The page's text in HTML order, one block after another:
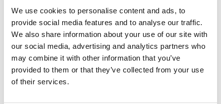
We use cookies to personalise content and ads, to
provide social media features and to analyse our traffic.
We also share information about your use of our site with
our social media, advertising and analytics partners who
may combine it with other information that you’ve
provided to them or that they’ve collected from your use
of their services.
In winkelwagentje
**Uiteindelijke prijzen kunnen afwijken door mogelijke hercalculaties in
de winkelwagen.